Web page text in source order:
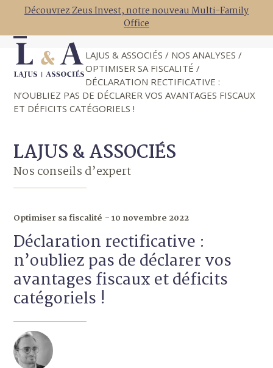
content
Découvrez Zeus Invest, notre nouveau Multi-Family
Office
Open
mobile
menu
Close
mobile
menu
LAJUS & ASSOCIÉS / NOS ANALYSES /
OPTIMISER SA FISCALITÉ /
DÉCLARATION RECTIFICATIVE :
N’OUBLIEZ PAS DE DÉCLARER VOS AVANTAGES FISCAUX
ET DÉFICITS CATÉGORIELS !
LAJUS & ASSOCIÉS
Nos conseils d’expert
Optimiser sa fiscalité 10 novembre 2022
Déclaration rectificative :
n’oubliez pas de déclarer vos
avantages fiscaux et déficits
catégoriels !